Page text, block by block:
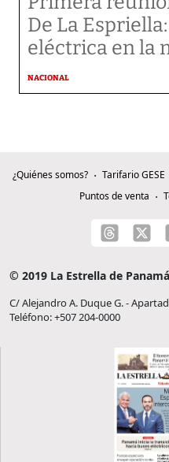
De La
eléctrica en la
NACIONAL
¿Quiénes somos? Tarifario GESE
Puntos de venta
© 2019 La Estrella de Panamá
C/ Alejandro A. Duque G. -
Teléfono: +507 204-0000